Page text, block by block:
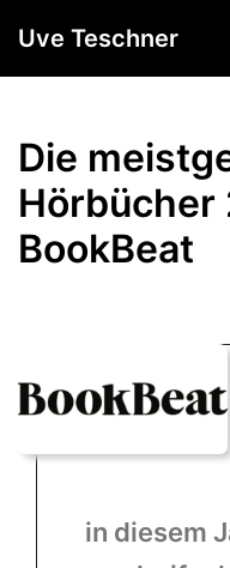
Inhalt
springen
Uve Teschner
Die
Hörbücher
BookBeat
in diesem